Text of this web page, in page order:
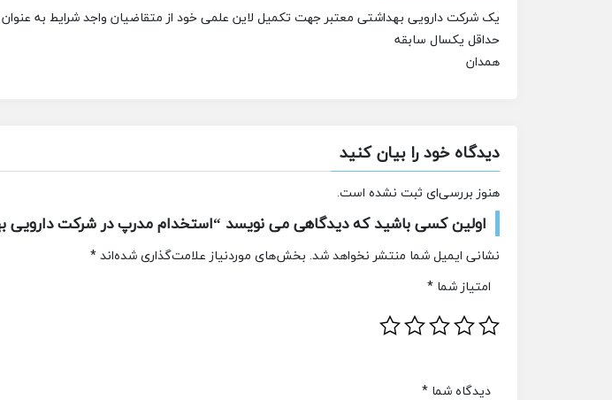
یک شرکت دارویی بهداشتی معتبر جهت تکمیل لاین علمی خود از متقاضیان واجد شرایط به
حداقل یکسال سابقه
همدان
دیدگاه خود را بیان کنید
هنوز بررسی‌ای ثبت نشده است.
اولین کسی باشید که دیدگاهی می نویسد “استخدام مدرپ در شرکت دارویی
نشانی ایمیل شما منتشر نخواهد شد. بخش‌های موردنیاز علامت‌گذاری شده‌اند*
امتیاز شما *
دیدگاه شما *